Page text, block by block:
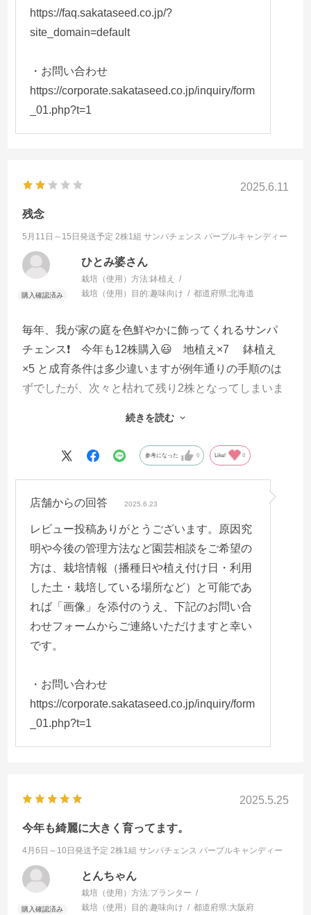
https://faq.sakataseed.co.jp/?
site_domain=default
・お問い合わせ
https://corporate.sakataseed.co.jp/inquiry/form
_01.php?t=1
2025.6.11
残念
5月11日～15日発送予定 2株1組 サンパチェンス パープルキャンディー
ひとみ婆さん
栽培（使用）方法:鉢植え
栽培（使用）目的:趣味向け 都道府県:北海道
毎年、我が家の庭を色鮮やかに飾ってくれるサンパ
チェンス❗ 今年も12株購入😃 地植え×7 鉢植え
×5 と成育条件は多少違いますが例年通りの手順のは
ずでしたが、次々と枯れて残り2株となってしまいま
はサンパチェンスの無いお庭に何を植えようか思案
続きを読む
参考になった 0 Like! 0
店舗からの回答 2025.6.23
レビュー投稿ありがとうございます。原因究
明や今後の管理方法など園芸相談をご希望の
方は、栽培情報（播種日や植え付け日・利用
した土・栽培している場所など）と可能であ
れば「画像」を添付のうえ、下記のお問い合
わせフォームからご連絡いただけますと幸い
です。
・お問い合わせ
https://corporate.sakataseed.co.jp/inquiry/form
_01.php?t=1
2025.5.25
今年も綺麗に大きく育ってます。
4月6日～10日発送予定 2株1組 サンパチェンス パープルキャンディー
とんちゃん
栽培（使用）方法:プランター
栽培（使用）目的:趣味向け 都道府県:大阪府